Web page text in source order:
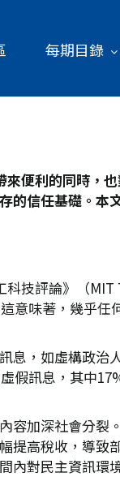
每期目錄
便利的同時，
的信任基礎。本
科技評論》（
意味著，幾乎任
息，如虛構政治
假訊息，其中
容加深社會分裂
提高稅收，導致
內對民主資訊環